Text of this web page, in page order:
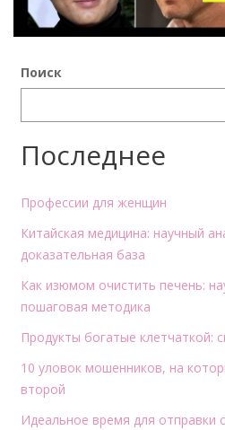
Поиск
Последнее
Профессии для женщин
Китайская медицина: научный
доказательная база
Как изюмом очистить печень:
пошаговая методика
Продукты богатые клетчаткой:
10 уловок мошенников, на
второй
Идеальное время для отправки